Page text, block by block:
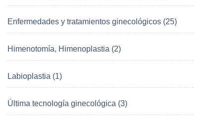
Enfermedades y tratamientos ginecológicos (25)
Himenotomía, Himenoplastia (2)
Labioplastia (1)
Última tecnología ginecológica (3)